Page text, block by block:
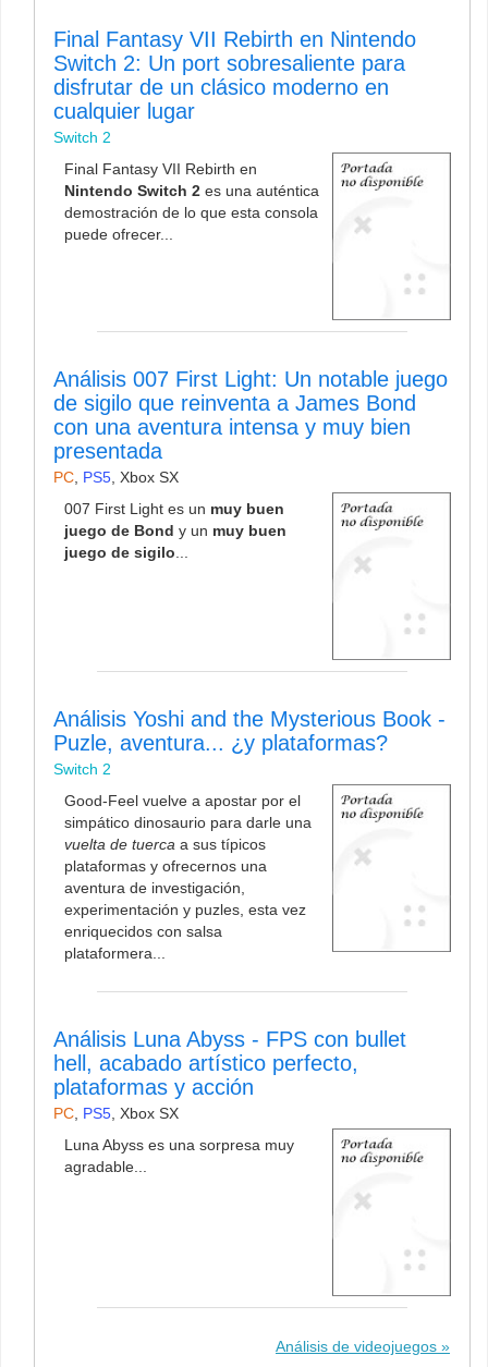
Final Fantasy VII Rebirth en Nintendo
Switch 2: Un port sobresaliente para
disfrutar de un clásico moderno en
cualquier lugar
Switch 2
Final Fantasy VII Rebirth en
Nintendo Switch 2 es una auténtica
demostración de lo que esta consola
puede ofrecer...
Análisis 007 First Light: Un notable juego
de sigilo que reinventa a James Bond
con una aventura intensa y muy bien
presentada
PC PS5 Xbox SX
007 First Light es un muy buen
juego de Bond y un muy buen
juego de sigilo
Análisis Yoshi and the Mysterious Book -
Puzle, aventura... ¿y plataformas?
Switch 2
Good-Feel vuelve a apostar por el
simpático dinosaurio para darle una
vuelta de tuerca a sus típicos
plataformas y ofrecernos una
aventura de investigación,
experimentación y puzles, esta vez
enriquecidos con salsa
plataformera...
Análisis Luna Abyss - FPS con bullet
hell, acabado artístico perfecto,
plataformas y acción
PC PS5 Xbox SX
Luna Abyss es una sorpresa muy
agradable...
Análisis de videojuegos